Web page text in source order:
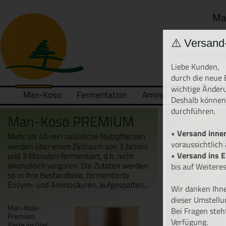
Man-Koso Fermentation Aminosäuren
⚠️
Liebe Kunden,
durch die neue
wichtige
Deshalb
durchführen.
• Versand
voraussichtlich
• Versand ins
bis auf
Wir danken
dieser
Bei Fragen
Verfügung.